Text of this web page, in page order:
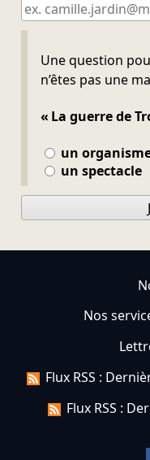
Une question
n’êtes pas une
« La guerre de
un
un spectacle
Ne pas remplir
Nos
Flux RSS :
Flux RSS :